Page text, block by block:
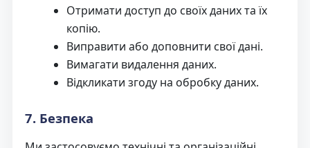
Отримати доступ до своїх даних та їх
копію.
Виправити або доповнити свої дані.
Вимагати видалення даних.
Відкликати згоду на обробку даних.
7. Безпека